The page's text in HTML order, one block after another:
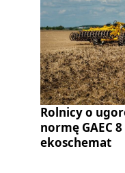
Rolnicy o
normę GAEC
ekoschemat